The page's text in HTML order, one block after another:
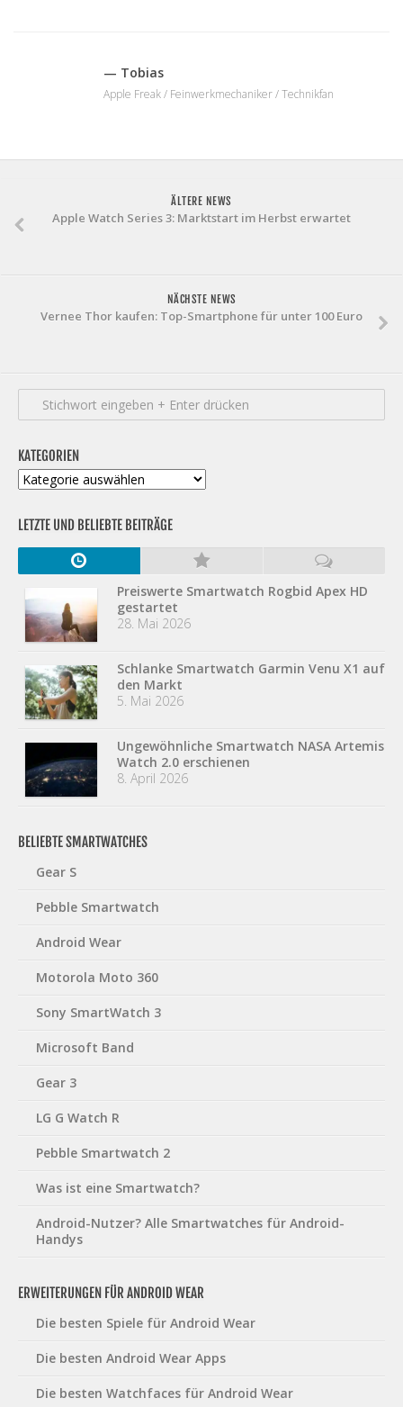
— Tobias
Apple Freak / Feinwerkmechaniker / Technikfan
ÄLTERE NEWS
Apple Watch Series 3: Marktstart im Herbst erwartet
NÄCHSTE NEWS
Vernee Thor kaufen: Top-Smartphone für unter 100 Euro
KATEGORIEN
Kategorien
LETZTE UND BELIEBTE BEITRÄGE
Preiswerte Smartwatch Rogbid Apex HD
gestartet
28. Mai 2026
Schlanke Smartwatch Garmin Venu X1 auf
den Markt
5. Mai 2026
Ungewöhnliche Smartwatch NASA Artemis
Watch 2.0 erschienen
8. April 2026
BELIEBTE SMARTWATCHES
Gear S
Pebble Smartwatch
Android Wear
Motorola Moto 360
Sony SmartWatch 3
Microsoft Band
Gear 3
LG G Watch R
Pebble Smartwatch 2
Was ist eine Smartwatch?
Android-Nutzer? Alle Smartwatches für Android-
Handys
ERWEITERUNGEN FÜR ANDROID WEAR
Die besten Spiele für Android Wear
Die besten Android Wear Apps
Die besten Watchfaces für Android Wear